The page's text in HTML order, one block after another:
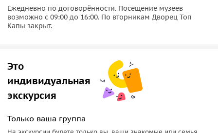
Почувствуйте себя словно в затопленном загадочным
дворце.
рассмотрите греческие колонны, египетский обелиск,
змеевидную колонну и декоративный золотом фонтан.
Ежедневно по договорённости. Посещение музеев
возможно с 09:00 до 16:00. По вторникам Дворец Топ
Капы закрыт.
Это
индивидуальная
экскурсия
Только ваша группа